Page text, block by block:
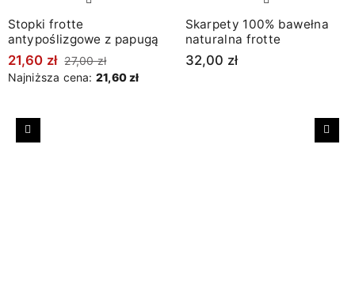
Stopki frotte
antypoślizgowe z papugą
21,60 zł 27,00 zł
Najniższa cena: 21,60 zł
Skarpety 100% bawełna
naturalna frotte
32,00 zł
Poprzedni